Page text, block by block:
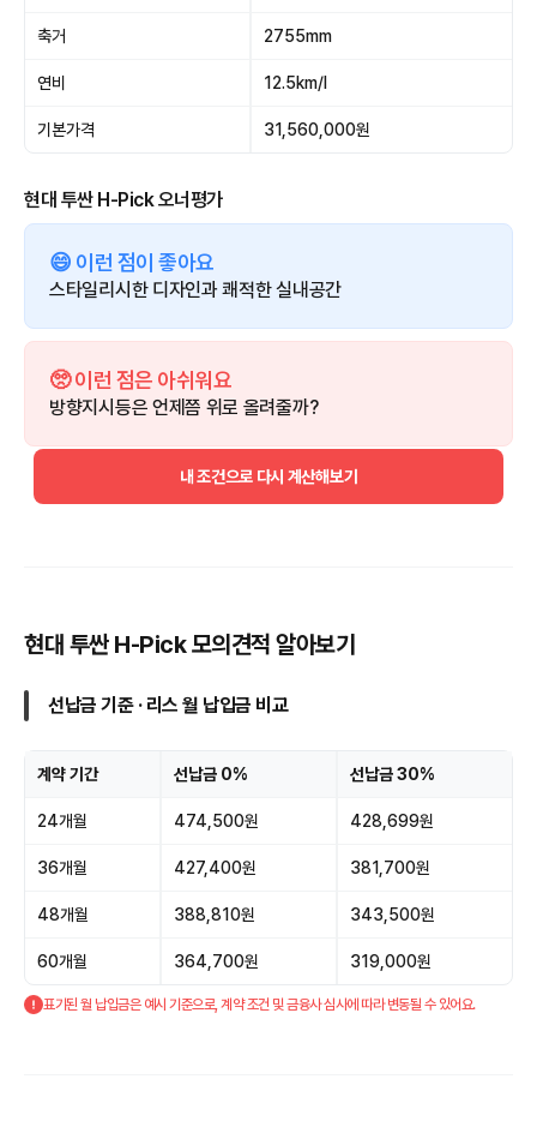
축거 2755mm
연비 12.5km/l
기본가격 31,560,000원
현대 투싼 H-Pick 오너평가
😄 이런 점이 좋아요
스타일리시한 디자인과 쾌적한 실내공간
🥺 이런 점은 아쉬워요
방향지시등은 언제쯤 위로 올려줄까?
내 조건으로 다시 계산해보기
현대 투싼 H-Pick 모의견적 알아보기
선납금 기준 · 리스 월 납입금 비교
계약 기간 선납금 0% 선납금 30%
24개월 474,500원 428,699원
36개월 427,400원 381,700원
48개월 388,810원 343,500원
60개월 364,700원 319,000원
표기된 월 납입금은 예시 기준으로, 계약 조건 및 금융사 심사에 따라 변동될 수 있어요.